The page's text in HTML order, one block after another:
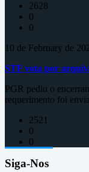
2628
0
0
10 de February de
STF vota por
PGR pediu o
requerimento foi
2521
0
0
Siga-Nos